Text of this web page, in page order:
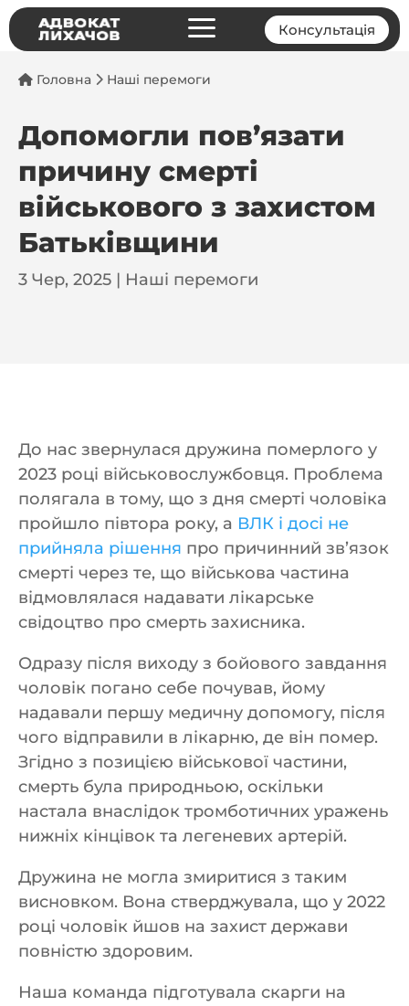
a Консультація
Головна Наші перемоги
Допомогли пов’язати
причину смерті
військового з захистом
Батьківщини
3 Чер, 2025 | Наші перемоги
До нас звернулася дружина померлого у
2023 році військовослужбовця. Проблема
полягала в тому, що з дня смерті чоловіка
пройшло півтора року, а ВЛК і досі не
прийняла рішення про причинний зв’язок
смерті через те, що військова частина
відмовлялася надавати лікарське
свідоцтво про смерть захисника.
Одразу після виходу з бойового завдання
чоловік погано себе почував, йому
надавали першу медичну допомогу, після
чого відправили в лікарню, де він помер.
Згідно з позицією військової частини,
смерть була природньою, оскільки
настала внаслідок тромботичних уражень
нижніх кінцівок та легеневих артерій.
Дружина не могла змиритися з таким
висновком. Вона стверджувала, що у 2022
році чоловік йшов на захист держави
повністю здоровим.
Наша команда підготувала скарги на